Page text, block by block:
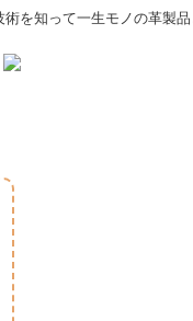
を知って一生モノの革製品